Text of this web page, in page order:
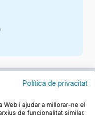
Política de privacitat
Web i ajudar a millorar-ne el
de funcionalitat similar.